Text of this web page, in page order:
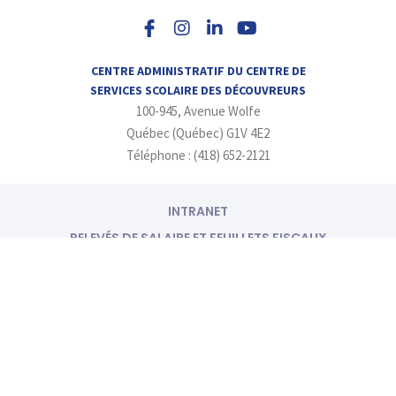
s
g
r
a
m
n
d
i
n
-
i
n
u
b
e
CENTRE ADMINISTRATIF DU CENTRE DE
SERVICES SCOLAIRE DES DÉCOUVREURS
100-945, Avenue Wolfe
Québec (Québec) G1V 4E2
Téléphone : (418) 652-2121
INTRANET
RELEVÉS DE SALAIRE ET FEUILLETS FISCAUX